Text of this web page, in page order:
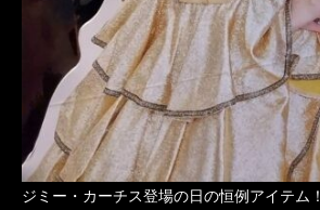
ジミー・カーチス登場の日の恒例アイテム！